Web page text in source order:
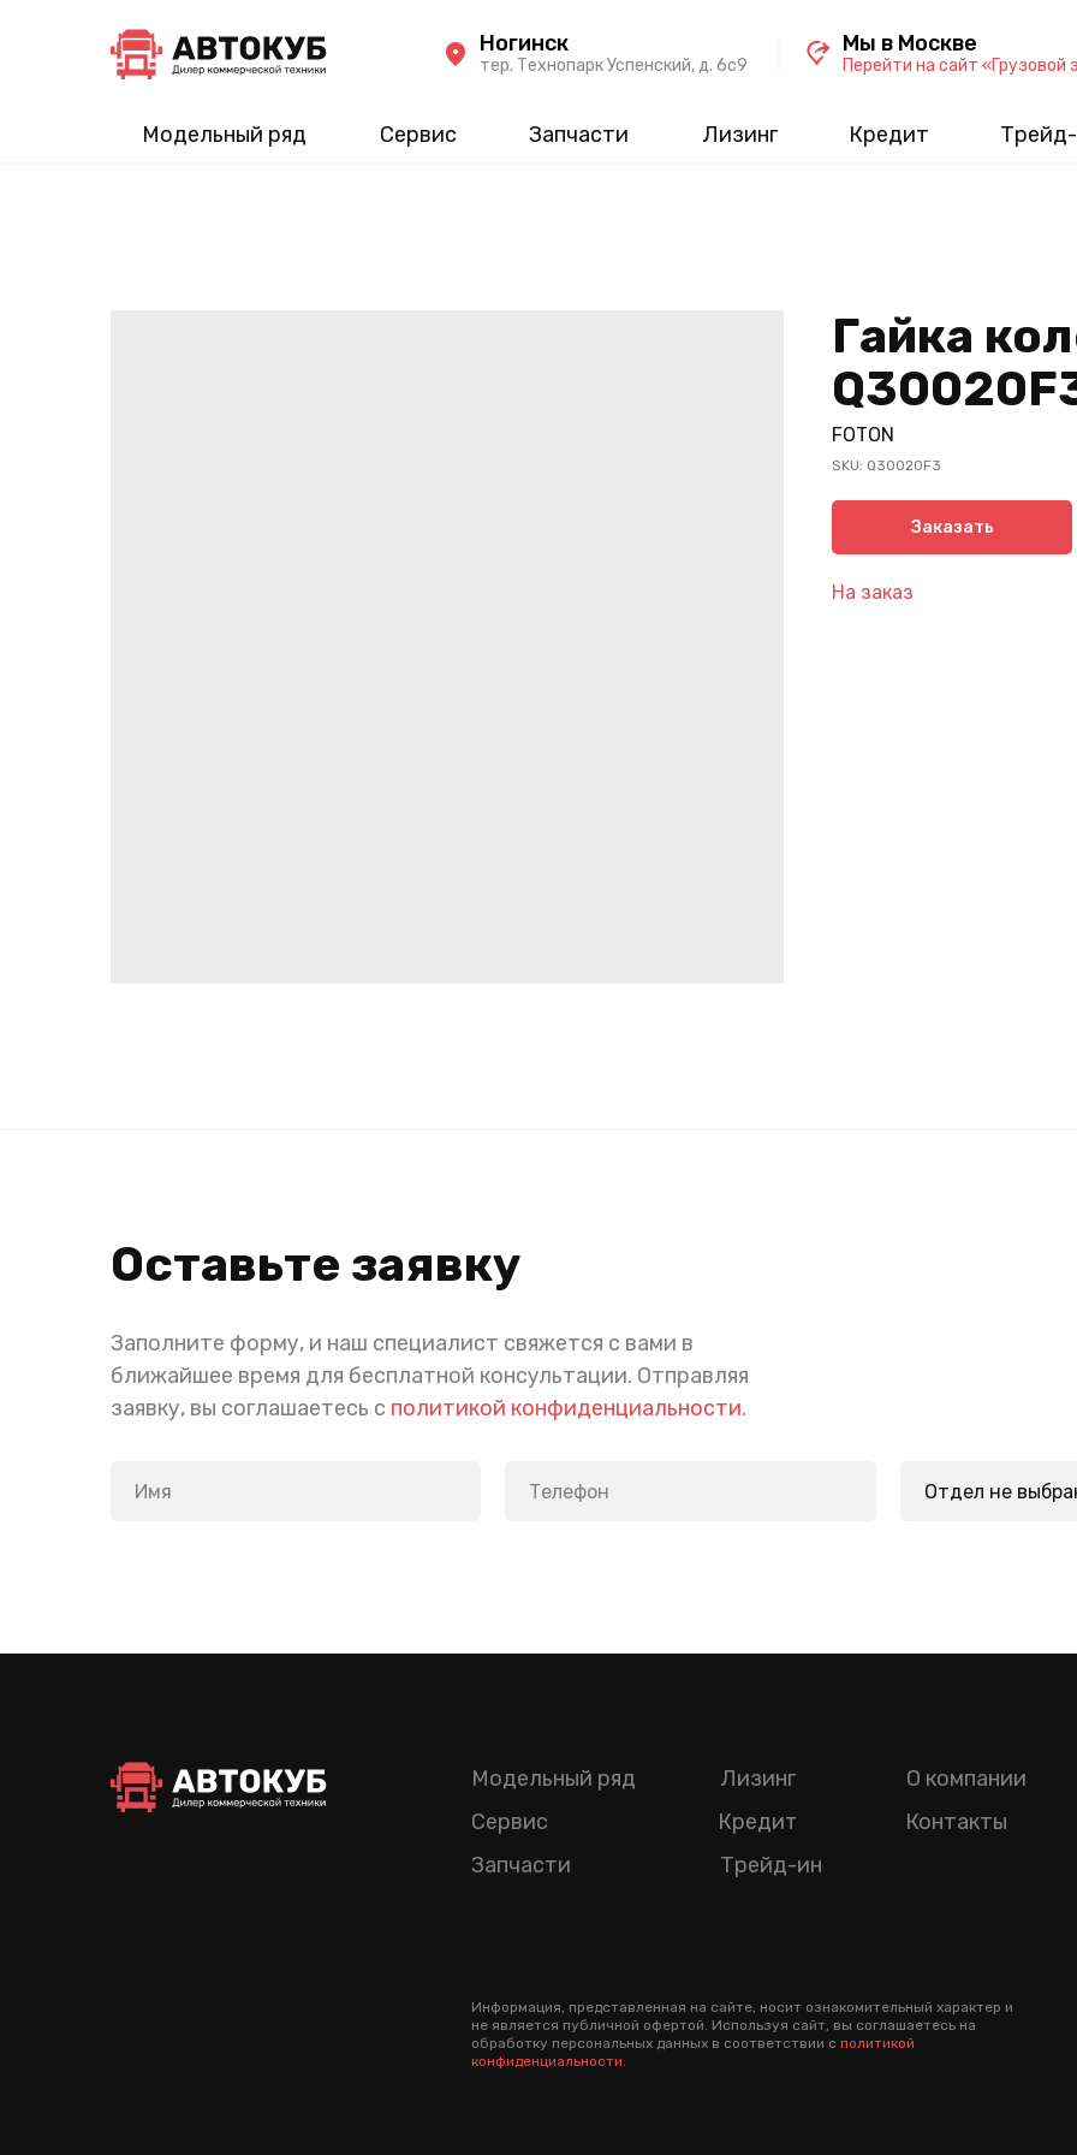
Модельный ряд Сервис Запчасти Лизинг Кредит
тер. Технопарк Успенский, д. 6c9
Ногинск
Перейти на сайт «Грузовой
Мы в Москве
Гайка
FOTON
SKU: Q30020F3
Заказать
На заказ
Оставьте заявку
Заполните форму, и наш специалист свяжется с вами в
ближайшее время для бесплатной консультации. Отправляя
заявку, вы соглашаетесь с политикой конфиденциальности.
Лизинг
Кредит
Трейд-ин
Модельный ряд
Сервис
Запчасти
О компании
Контакты
Информация, представленная на сайте, носит ознакомительный характер и
не является публичной офертой. Используя сайт, вы соглашаетесь на
обработку персональных данных в соответствии с политикой
конфиденциальности.